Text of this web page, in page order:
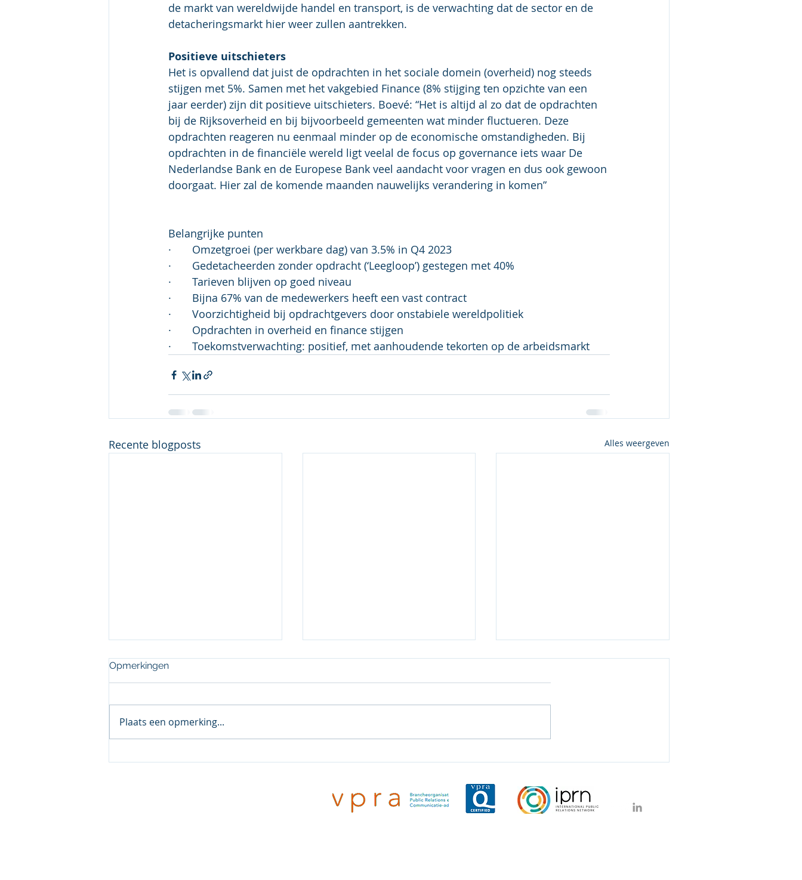
de markt van wereldwijde handel en transport, is de verwachting dat de sector en de
detacheringsmarkt hier weer zullen aantrekken.
Positieve uitschieters
Het is opvallend dat juist de opdrachten in het sociale domein (overheid) nog steeds
stijgen met 5%. Samen met het vakgebied Finance (8% stijging ten opzichte van een
jaar eerder) zijn dit positieve uitschieters. Boevé: “Het is altijd al zo dat de opdrachten
bij de Rijksoverheid en bij bijvoorbeeld gemeenten wat minder fluctueren. Deze
opdrachten reageren nu eenmaal minder op de economische omstandigheden. Bij
opdrachten in de financiële wereld ligt veelal de focus op governance iets waar De
Nederlandse Bank en de Europese Bank veel aandacht voor vragen en dus ook gewoon
doorgaat. Hier zal de komende maanden nauwelijks verandering in komen”
Belangrijke punten
·       Omzetgroei (per werkbare dag) van 3.5% in Q4 2023
·       Gedetacheerden zonder opdracht (‘Leegloop’) gestegen met 40%
·       Tarieven blijven op goed niveau
·       Bijna 67% van de medewerkers heeft een vast contract
·       Voorzichtigheid bij opdrachtgevers door onstabiele wereldpolitiek
·       Opdrachten in overheid en finance stijgen
·       Toekomstverwachting: positief, met aanhoudende tekorten op de arbeidsmarkt
Recente blogposts Alles weergeven
Meat voor internationale
expansie
investeringsronde
Opmerkingen
Plaats een opmerking...